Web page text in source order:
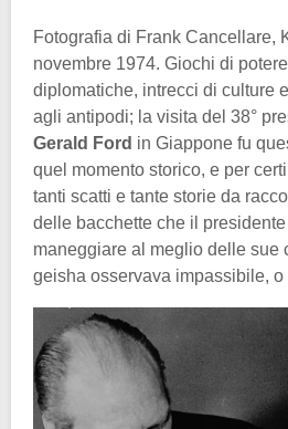
Fotografia di Frank Cancellare,
novembre 1974. Giochi di
diplomatiche, intrecci di culture
agli antipodi; la visita del 38°
Gerald Ford in Giappone fu
quel momento storico, e per
tanti scatti e tante storie da
delle bacchette che il
maneggiare al meglio delle sue
geisha osservava impassibile, o